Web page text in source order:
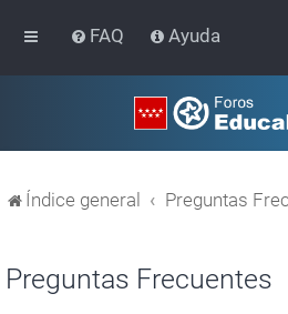
FAQ Ayuda
Índice general Preguntas
Preguntas Frecuentes